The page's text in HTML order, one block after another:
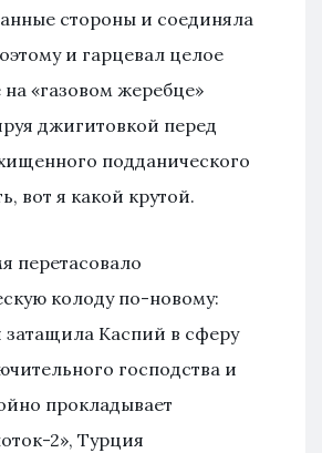
стороны и соединяла
и гарцевал целое
на «газовом жеребце»
джигитовкой перед
подданического
вот я какой крутой.
перетасовало
колоду по-новому:
затащила Каспий в сферу
господства и
прокладывает
2», Турция